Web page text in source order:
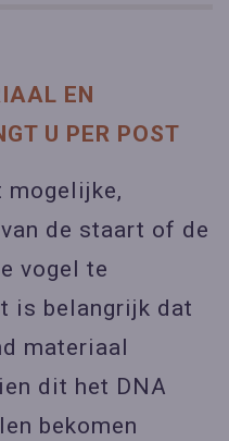
EN
U PER POST
mogelijke,
de staart of de
vogel te
is belangrijk dat
materiaal
dit het DNA
bekomen